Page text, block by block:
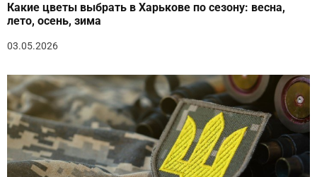
Какие цветы выбрать в Харькове по сезону: весна,
лето, осень, зима
03.05.2026